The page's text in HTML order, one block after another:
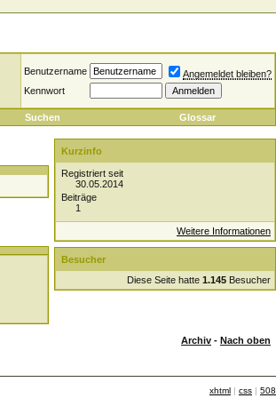
Benutzername
Angemeldet bleiben?
Kennwort
Suchen Glossar
Kurzinfo
Registriert seit
30.05.2014
Beiträge
1
Weitere Informationen
Besucher
Diese Seite hatte 1.145 Besucher
Archiv - Nach oben
xhtml | css | 508